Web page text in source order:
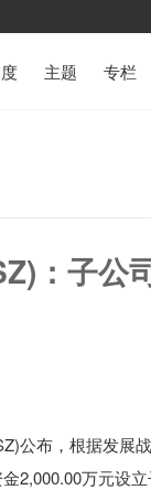
主题 专栏
：子公
公布，根据发展
2,000.00万元设